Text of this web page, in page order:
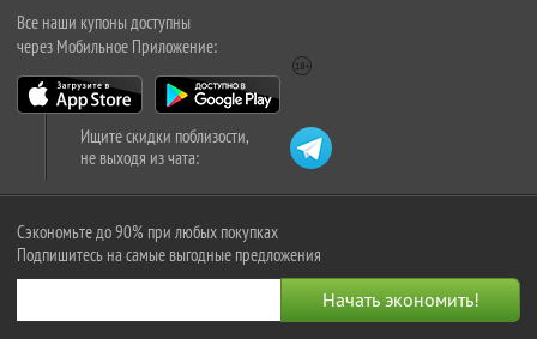
Все наши купоны доступны
через Мобильное Приложение:
Ищите скидки поблизости,
не выходя из чата:
Сэкономьте до 90% при любых покупках
Подпишитесь на самые выгодные предложения